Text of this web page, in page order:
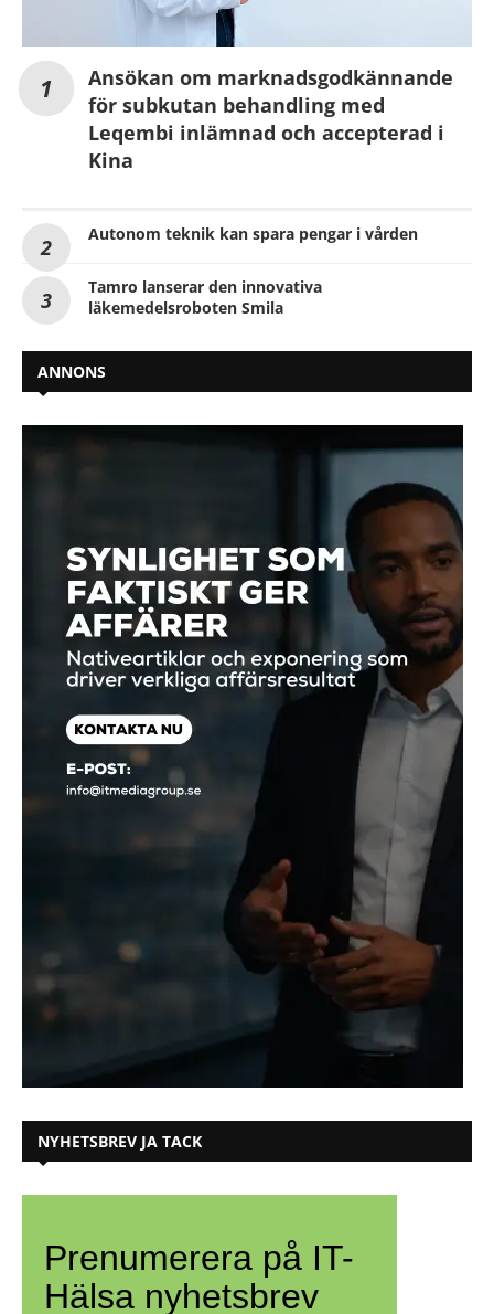
Ansökan om marknadsgodkännande
för subkutan behandling med
Leqembi inlämnad och accepterad i
Kina
Autonom teknik kan spara pengar i vården
Tamro lanserar den innovativa
läkemedelsroboten Smila
ANNONS
NYHETSBREV JA TACK